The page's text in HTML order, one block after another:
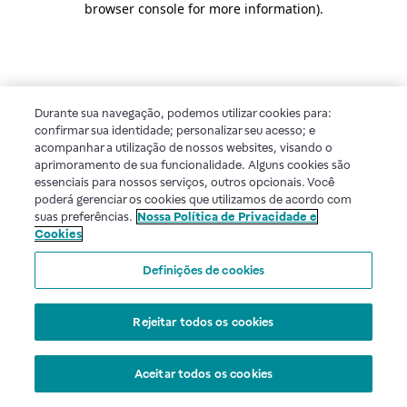
browser console for more information).
Durante sua navegação, podemos utilizar cookies para:
confirmar sua identidade; personalizar seu acesso; e
acompanhar a utilização de nossos websites, visando o
aprimoramento de sua funcionalidade. Alguns cookies são
essenciais para nossos serviços, outros opcionais. Você
poderá gerenciar os cookies que utilizamos de acordo com
suas preferências. Nossa Política de Privacidade e
Cookies
Definições de cookies
Rejeitar todos os cookies
Aceitar todos os cookies